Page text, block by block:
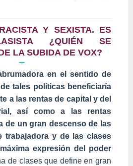
Y SEXISTA. ES
¿QUIÉN SE
LA SUBIDA DE VOX?
en el sentido de
tales políticas beneficiaría
a las rentas de capital y del
así como a las rentas
de un gran descenso de las
trabajadora y de las clases
expresión del poder
de clases que define en gran